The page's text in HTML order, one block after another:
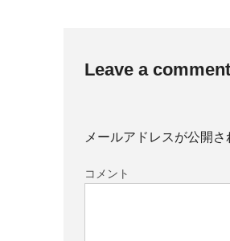
Leave a comment
メールアドレスが公開さ
コメント